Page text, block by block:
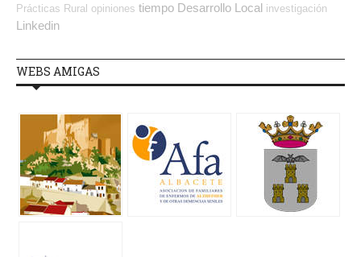
Prácticas Rural opiniones tiempo Desarrollo Local investigación
Linkedin
WEBS AMIGAS